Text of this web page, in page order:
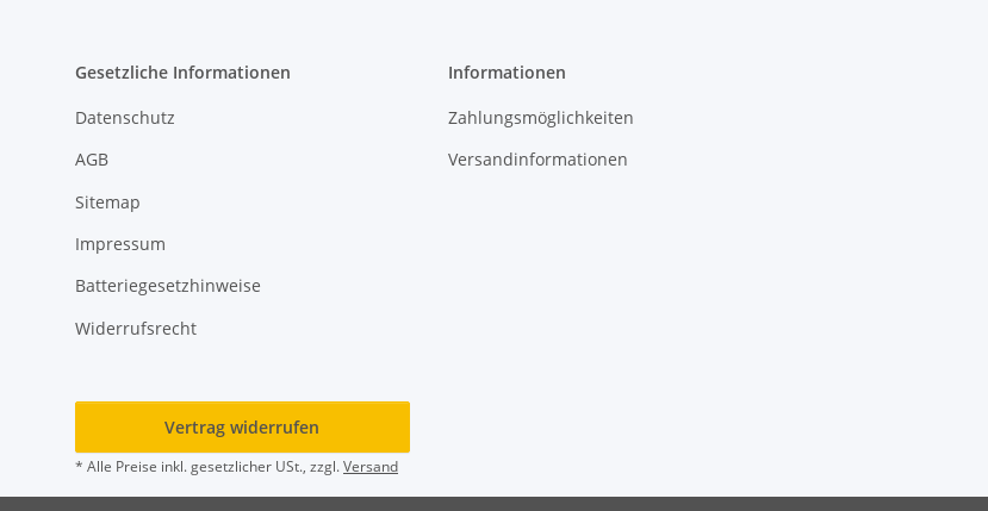
Gesetzliche Informationen
Datenschutz
AGB
Sitemap
Impressum
Batteriegesetzhinweise
Widerrufsrecht
Informationen
Zahlungsmöglichkeiten
Versandinformationen
Vertrag widerrufen
* Alle Preise inkl. gesetzlicher USt., zzgl.Versand